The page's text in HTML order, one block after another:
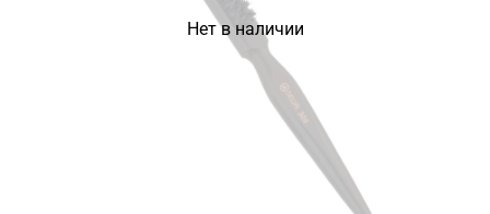
Нет в наличии